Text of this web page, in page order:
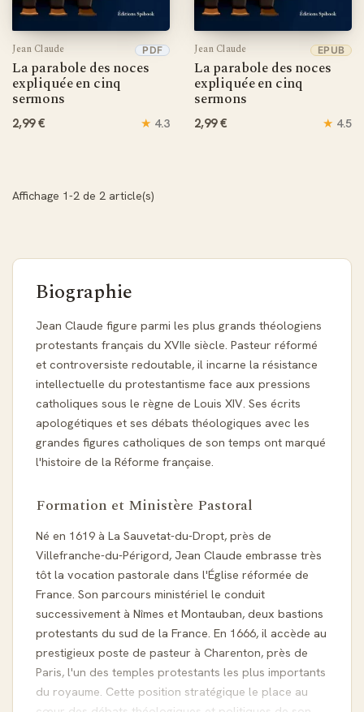
Jean Claude
La parabole des noces
expliquée en cinq
sermons
PDF
2,99 € ★ 4.3
Jean Claude
La parabole des noces
expliquée en cinq
sermons
EPUB
2,99 € ★ 4.5
Affichage 1-2 de 2 article(s)
Biographie
Jean Claude figure parmi les plus grands théologiens
protestants français du XVIIe siècle. Pasteur réformé
et controversiste redoutable, il incarne la résistance
intellectuelle du protestantisme face aux pressions
catholiques sous le règne de Louis XIV. Ses écrits
apologétiques et ses débats théologiques avec les
grandes figures catholiques de son temps ont marqué
l'histoire de la Réforme française.
Formation et Ministère Pastoral
Né en 1619 à La Sauvetat-du-Dropt, près de
Villefranche-du-Périgord, Jean Claude embrasse très
tôt la vocation pastorale dans l'Église réformée de
France. Son parcours ministériel le conduit
successivement à Nîmes et Montauban, deux bastions
protestants du sud de la France. En 1666, il accède au
prestigieux poste de pasteur à Charenton, près de
Paris, l'un des temples protestants les plus importants
du royaume. Cette position stratégique le place au